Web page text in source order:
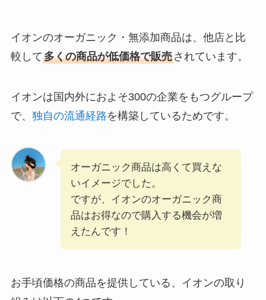
イオンのオーガニック・無添加商品は、他店と比
較して多くの商品が低価格で販売されています。
イオンは国内外におよそ300の企業をもつグループ
で、 独自の流通経路を構築しているためです。
オーガニック商品は高くて買えな
いイメージでした。
ですが、イオンのオーガニック商
品はお得なので購入する機会が増
えたんです！
お手頃価格の商品を提供している、イオンの取り